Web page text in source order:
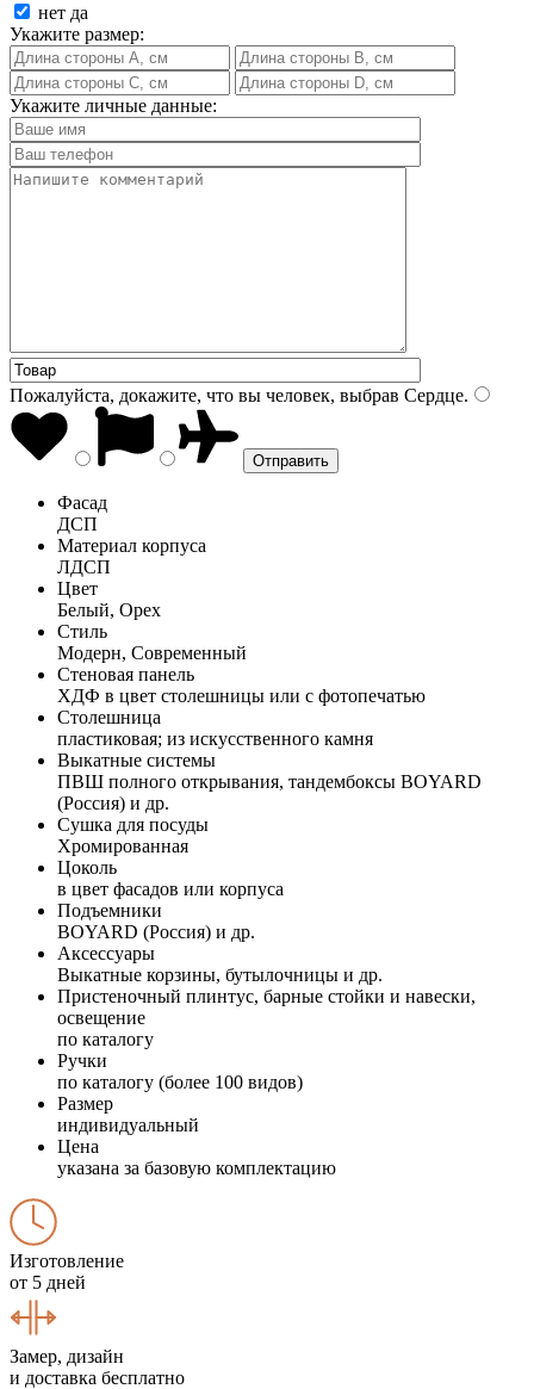
нет да
Укажите размер:
Укажите личные данные:
Пожалуйста, докажите, что вы человек, выбрав Сердце.
Фасад
ДСП
Материал корпуса
ЛДСП
Цвет
Белый, Орех
Стиль
Модерн, Современный
Стеновая панель
ХДФ в цвет столешницы или с фотопечатью
Столешница
пластиковая; из искусственного камня
Выкатные системы
ПВШ полного открывания, тандембоксы BOYARD
(Россия) и др.
Сушка для посуды
Хромированная
Цоколь
в цвет фасадов или корпуса
Подъемники
BOYARD (Россия) и др.
Аксессуары
Выкатные корзины, бутылочницы и др.
Пристеночный плинтус, барные стойки и навески,
освещение
по каталогу
Ручки
по каталогу (более 100 видов)
Размер
индивидуальный
Цена
указана за базовую комплектацию
Изготовление
от 5 дней
Замер, дизайн
и доставка бесплатно